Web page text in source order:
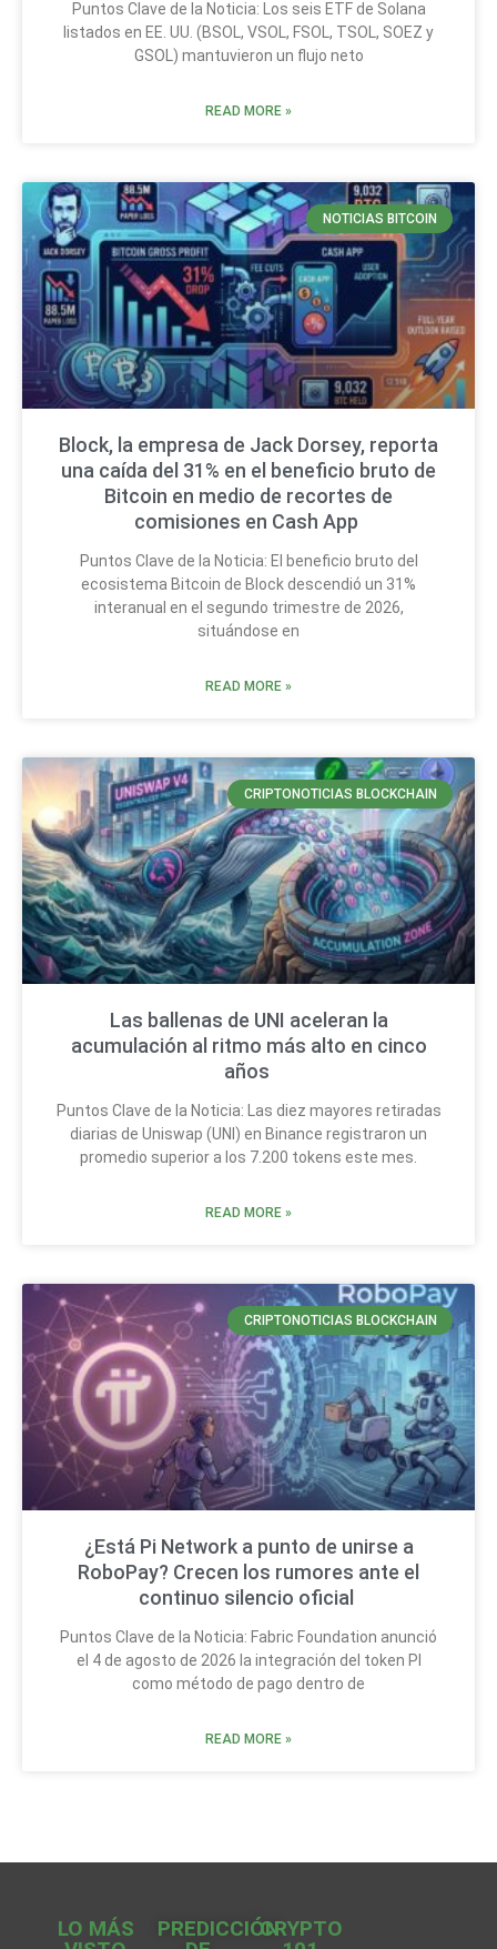
Puntos Clave de la Noticia: Los seis ETF de Solana
listados en EE. UU. (BSOL, VSOL, FSOL, TSOL, SOEZ y
GSOL) mantuvieron un flujo neto
READ MORE »
NOTICIAS BITCOIN
Block, la empresa de Jack Dorsey, reporta
una caída del 31% en el beneficio bruto de
Bitcoin en medio de recortes de
comisiones en Cash App
Puntos Clave de la Noticia: El beneficio bruto del
ecosistema Bitcoin de Block descendió un 31%
interanual en el segundo trimestre de 2026,
situándose en
READ MORE »
CRIPTONOTICIAS BLOCKCHAIN
Las ballenas de UNI aceleran la
acumulación al ritmo más alto en cinco
años
Puntos Clave de la Noticia: Las diez mayores retiradas
diarias de Uniswap (UNI) en Binance registraron un
promedio superior a los 7.200 tokens este mes.
READ MORE »
CRIPTONOTICIAS BLOCKCHAIN
¿Está Pi Network a punto de unirse a
RoboPay? Crecen los rumores ante el
continuo silencio oficial
Puntos Clave de la Noticia: Fabric Foundation anunció
el 4 de agosto de 2026 la integración del token PI
como método de pago dentro de
READ MORE »
LO MÁS
PREDICCIÓNCRYPTO